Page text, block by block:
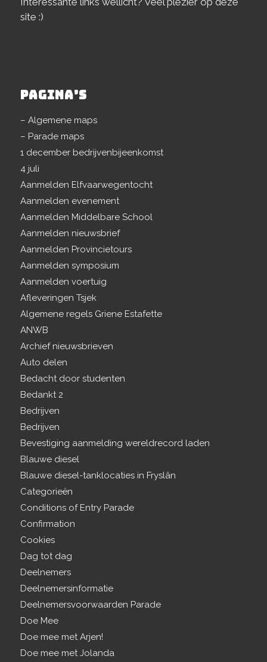
site :)
PAGINA’S
– Algemene maps
– Parade maps
1 december bedrijvenbijeenkomst
4 juli
Aanmelden Elfvaarwegentocht
Aanmelden evenement
Aanmelden Middelbare School
Aanmelden nieuwsbrief
Aanmelden Provincietours
Aanmelden symposium
Aanmelden voertuig
Afleveringen Tsjek
Algemene regels Griene Estafette
ANWB
Archief nieuwsbrieven
Auto delen
Bedacht door studenten
Bedankt 2
Bedrijven
Bedrijven
Bevestiging aanmelding wereldrecord laden
Blauwe diesel
Blauwe diesel-tanklocaties in Fryslân
Categorieën
Conditions of Entry Parade
Confirmation
Cookies
Dag tot dag
Deelnemers
Deelnemersinformatie
Deelnemersvoorwaarden Parade
Doe Mee
Doe mee met Arjen!
Doe mee met Jolanda